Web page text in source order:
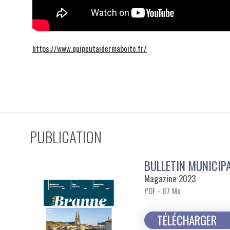
https://www.quipeutaidermaboite.fr/
PUBLICATION
BULLETIN
Magazine 2023
PDF - 87 Mo
TÉLÉCHARGER